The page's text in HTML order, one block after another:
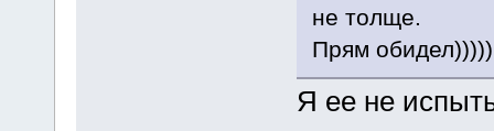
не толще.
Прям
Я ее не